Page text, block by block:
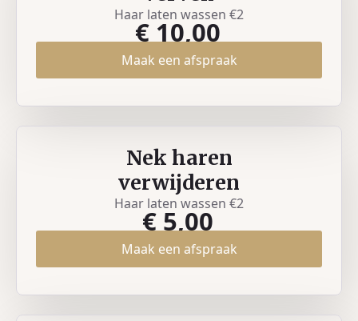
Haar laten wassen €2
€ 10,00
Maak een afspraak
Nek haren
verwijderen
Haar laten wassen €2
€ 5,00
Maak een afspraak